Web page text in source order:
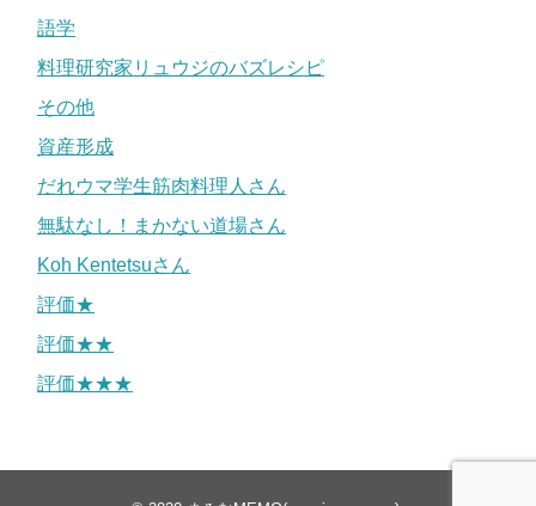
語学
料理研究家リュウジのバズレシピ
その他
資産形成
だれウマ学生筋肉料理人さん
無駄なし！まかない道場さん
Koh Kentetsuさん
評価★
評価★★
評価★★★